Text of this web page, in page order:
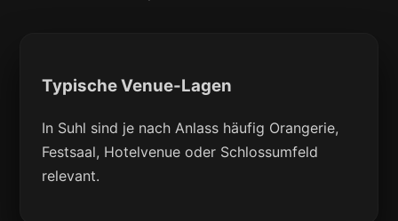
Typische Venue-Lagen
In Suhl sind je nach Anlass häufig Orangerie,
Festsaal, Hotelvenue oder Schlossumfeld
relevant.